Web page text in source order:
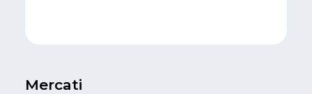
Mercati